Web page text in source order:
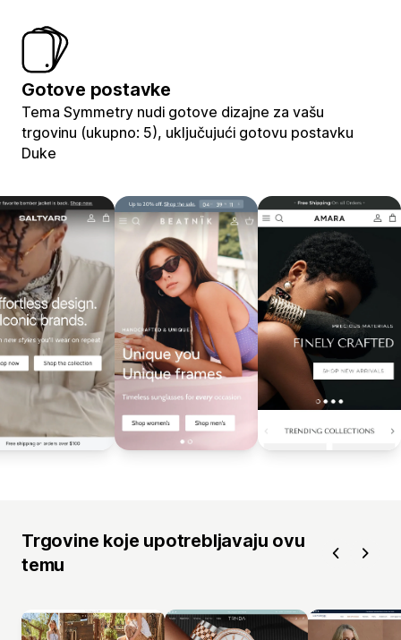
Gotove postavke
Tema Symmetry nudi gotove dizajne za vašu
trgovinu (ukupno: 5), uključujući gotovu postavku
Duke
Trgovine koje upotrebljavaju ovu
temu